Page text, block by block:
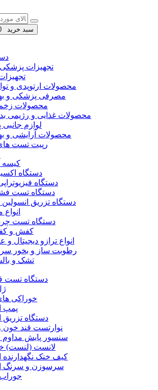
سبد خرید
تجهیزات
محصولات ارتوپدی و
مصرفی پزشکی و
محصولات زخم
محصولات غذایی و رژیمی
لوازم
محصولات آرایشی و
رپیت تست
کیسه
دستگاه
دستگاه
دستگاه تست
دستگاه تزریق انسولین
دستگاه تست
کفش و
انواع ترازو دیجیتال و
رطوبت ساز و بخور
تشک و
دستگاه تست
خوراکی
پمپ
دستگاه تزریق
نوارتست قند
سنسور پایش مداوم
لانست (لنست)
کیف خنک نگهدارنده
سرسوزن و سرنگ
جوراب